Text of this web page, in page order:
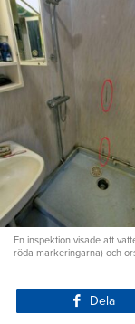
En inspektion visade att
röda markeringarna) och
Dela